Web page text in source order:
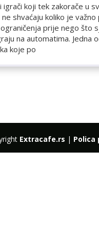
igrači koji tek zakorače u
shvaćaju koliko je
prije nego što
na automatima. Jedna
koje po
Extracafe.rs |